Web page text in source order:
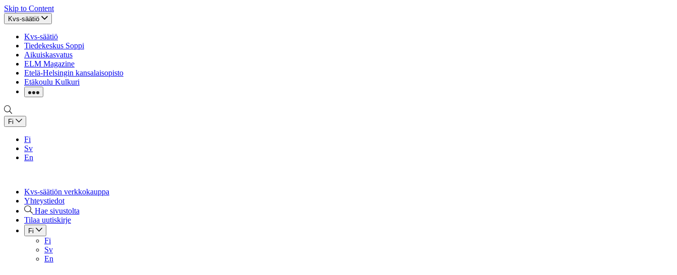
Skip to Content
Kvs-säätiö
Kvs-säätiö
Tiedekeskus Soppi
Aikuiskasvatus
ELM Magazine
Etelä-Helsingin kansalaisopisto
Etäkoulu Kulkuri
Fi
Fi
Sv
En
Kvs-säätiön verkkokauppa
Yhteystiedot
Hae sivustolta
Tilaa uutiskirje
Fi
Fi
Sv
En